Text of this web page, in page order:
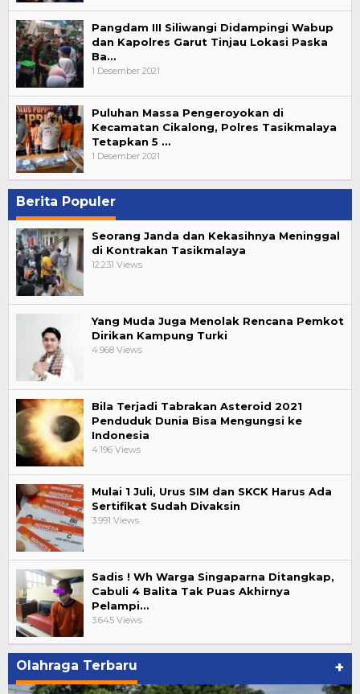
Pangdam III Siliwangi Didampingi Wabup
dan Kapolres Garut Tinjau Lokasi Paska
Ba…
1 Desember 2021
Puluhan Massa Pengeroyokan di
Kecamatan Cikalong, Polres Tasikmalaya
Tetapkan 5 …
1 Desember 2021
Berita Populer
Seorang Janda dan Kekasihnya Meninggal
di Kontrakan Tasikmalaya
12.231 Views
Yang Muda Juga Menolak Rencana Pemkot
Dirikan Kampung Turki
4.968 Views
Bila Terjadi Tabrakan Asteroid 2021
Penduduk Dunia Bisa Mengungsi ke
Indonesia
4.196 Views
Mulai 1 Juli, Urus SIM dan SKCK Harus Ada
Sertifikat Sudah Divaksin
3.991 Views
Sadis ! Wh Warga Singaparna Ditangkap,
Cabuli 4 Balita Tak Puas Akhirnya
Pelampi…
3.645 Views
Olahraga Terbaru +